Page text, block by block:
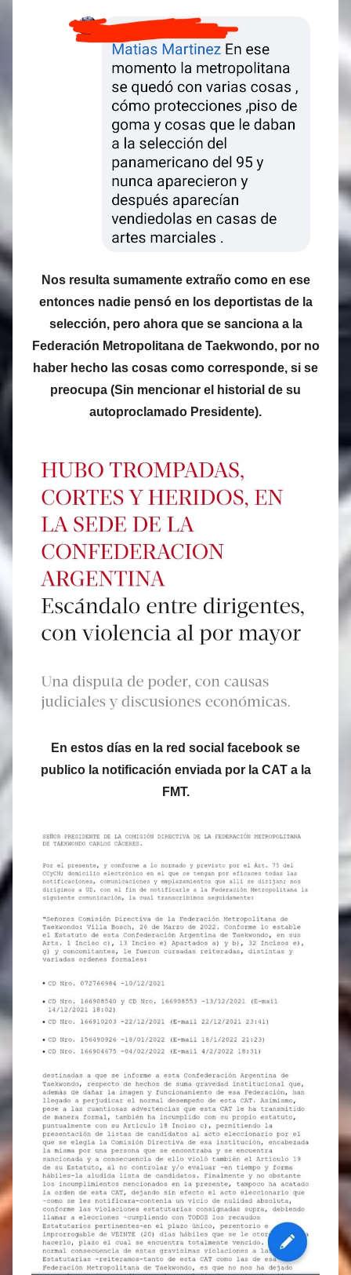
Nos resulta sumamente extraño como en ese
entonces nadie pensó en los deportistas de la
selección, pero ahora que se sanciona a la
Federación Metropolitana de Taekwondo, por no
haber hecho las cosas como corresponde, si se
preocupa (Sin mencionar el historial de su
autoproclamado Presidente).
En estos días en la red social facebook se
publico la notificación enviada por la CAT a la
FMT.